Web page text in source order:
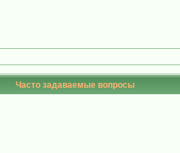
Часто задаваемые вопросы